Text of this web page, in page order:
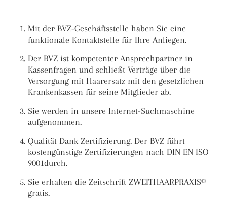
Mit der BVZ-Geschäftsstelle haben Sie eine
funktionale Kontaktstelle für Ihre Anliegen.
Der BVZ ist kompetenter Ansprechpartner in
Kassenfragen und schließt Verträge über die
Versorgung mit Haarersatz mit den gesetzlichen
Krankenkassen für seine Mitglieder ab.
Sie werden in unsere Internet-Suchmaschine
aufgenommen.
Qualität Dank Zertifizierung. Der BVZ führt
kostengünstige Zertifizierungen nach DIN EN ISO
9001durch.
Sie erhalten die Zeitschrift ZWEITHAARPRAXIS©
gratis.